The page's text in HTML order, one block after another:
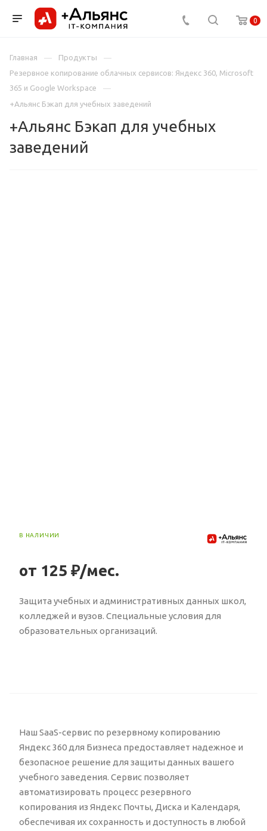
0
Главная
Продукты
Резервное копирование облачных сервисов: Яндекс 360, Microsoft
365 и Google Workspace
+Альянс Бэкап для учебных заведений
+Альянс Бэкап для учебных
заведений
В НАЛИЧИИ
от 125 ₽/мес.
Защита учебных и административных данных школ,
колледжей и вузов. Специальные условия для
образовательных организаций.
Наш SaaS-сервис по резервному копированию
Яндекс 360 для Бизнеса предоставляет надежное и
безопасное решение для защиты данных вашего
учебного заведения. Сервис позволяет
автоматизировать процесс резервного
копирования из Яндекс Почты, Диска и Календаря,
обеспечивая их сохранность и доступность в любой